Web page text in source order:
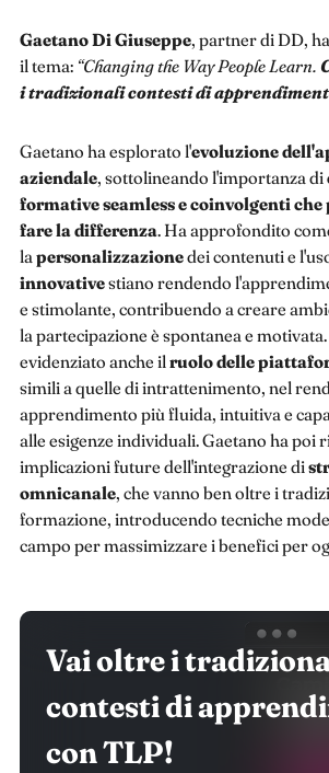
Gaetano Di Giuseppe, partner di DD,
il tema: “Changing the Way People Learn.
i tradizionali contesti di
Gaetano ha esplorato l'evoluzione
aziendale, sottolineando l'importanza di
formative seamless e coinvolgenti che
fare la differenza. Ha approfondito
lapersonalizzazionedei contenuti e
innovativestiano rendendo
e stimolante, contribuendo a creare
la partecipazione è spontanea e
evidenziato anche ilruolo delle
simili a quelle di intrattenimento, nel
apprendimento più fluida, intuitiva e
alle esigenze individuali. Gaetano ha poi
implicazioni future dell'integrazione di
omnicanale, che vanno ben oltre i
formazione, introducendo tecniche
campo per massimizzare i benefici per
Vai oltre i
contesti di
con TLP!